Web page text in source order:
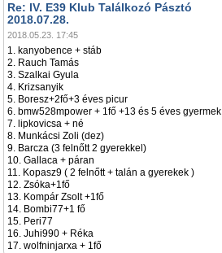
Re: IV. E39 Klub Találkozó Pásztó
2018.07.28.
2018.05.23. 17:45
1. kanyobence + stáb
2. Rauch Tamás
3. Szalkai Gyula
4. Krizsanyik
5. Boresz+2fő+3 éves picur
6. bmw528mpower + 1fő +13 és 5 éves gyermek
7. lipkovicsa + né
8. Munkácsi Zoli (dez)
9. Barcza (3 felnőtt 2 gyerekkel)
10. Gallaca + páran
11. Kopasz9 ( 2 felnőtt + talán a gyerekek )
12. Zsóka+1fő
13. Kompár Zsolt +1fő
14. Bombi77+1 fő
15. Peri77
16. Juhi990 + Réka
17. wolfninjarxa + 1fő